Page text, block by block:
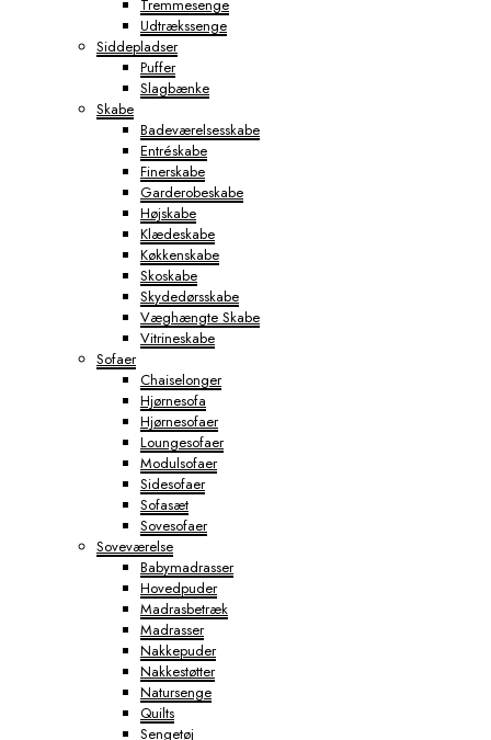
Tremmesenge
Udtrækssenge
Siddepladser
Puffer
Slagbænke
Skabe
Badeværelsesskabe
Entréskabe
Finerskabe
Garderobeskabe
Højskabe
Klædeskabe
Køkkenskabe
Skoskabe
Skydedørsskabe
Væghængte Skabe
Vitrineskabe
Sofaer
Chaiselonger
Hjørnesofa
Hjørnesofaer
Loungesofaer
Modulsofaer
Sidesofaer
Sofasæt
Sovesofaer
Soveværelse
Babymadrasser
Hovedpuder
Madrasbetræk
Madrasser
Nakkepuder
Nakkestøtter
Natursenge
Quilts
Sengetøj